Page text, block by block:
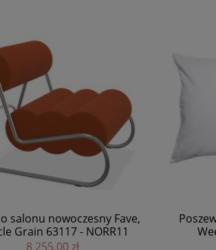
na poduszkę 60x90,
biała - Himla
399,00 zł
Duża